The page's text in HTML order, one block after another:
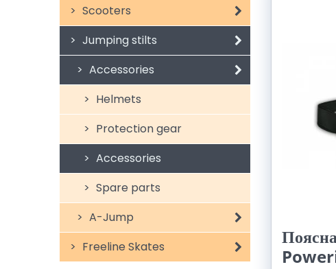
Scooters
Jumping stilts
Accessories
Helmets
Protection gear
Accessories
Spare parts
A-Jump
Freeline Skates